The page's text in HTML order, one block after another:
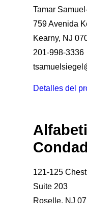
Tamar
759 Avenida
Kearny, NJ
201-998-3336
Detalles del
121-125
Suite 203
Roselle, NJ